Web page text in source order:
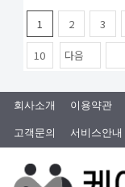
1 2 3
10 다음
회사소개 이용약관
고객문의 서비스안내